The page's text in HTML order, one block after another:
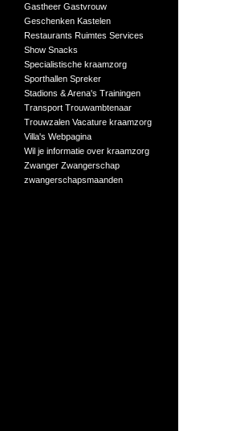
Gastheer Gastvrouw
Geschenken Kastelen
Restaurants Ruimtes Services
Show Snacks
Specialistische kraamzorg
Sporthallen Spreker
Stadions & Arena's Trainingen
Transport Trouwambtenaar
Trouwzalen Vacature kraamzorg
Villa's Webpagina
Wil je informatie over kraamzorg
Zwanger Zwangerschap
zwangerschapsmaanden